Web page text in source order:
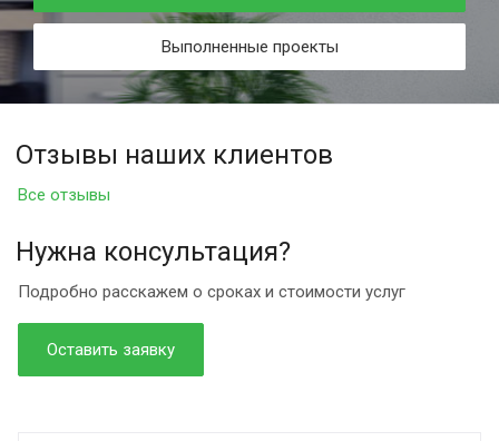
Выполненные проекты
Нужна консультация?
Подробно расскажем о сроках и стоимости услуг
Оставить заявку
Все отзывы
Отзывы наших клиентов